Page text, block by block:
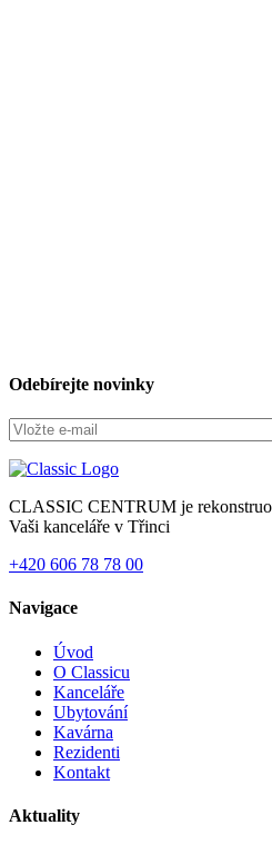
Odebírejte novinky
CLASSIC CENTRUM je
Vaši kanceláře v Třinci
+420 606 78 78 00
Navigace
Úvod
O Classicu
Kanceláře
Ubytování
Kavárna
Rezidenti
Kontakt
Aktuality